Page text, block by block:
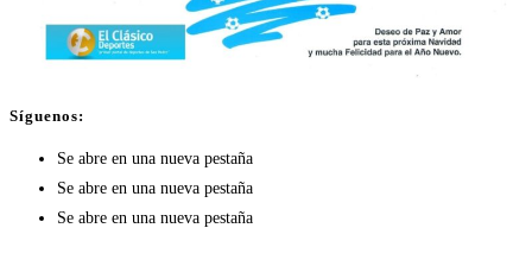
Síguenos:
Se abre en una nueva pestaña
Se abre en una nueva pestaña
Se abre en una nueva pestaña